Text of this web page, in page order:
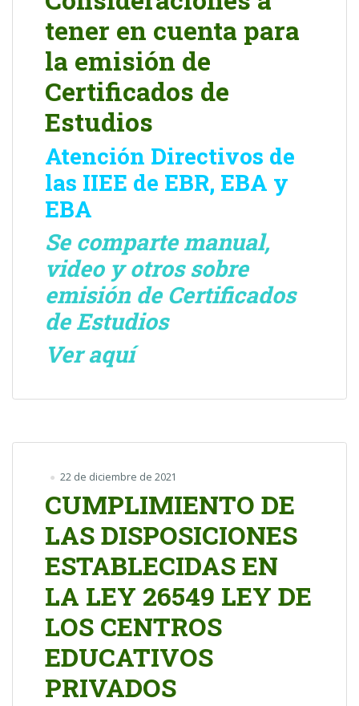
tener en cuenta para
la emisión de
Certificados de
Estudios
Atención Directivos de
las IIEE de EBR, EBA y
EBA
Se comparte manual,
video y otros sobre
emisión de Certificados
de Estudios
Ver aquí
22 de diciembre de 2021
CUMPLIMIENTO DE
LAS DISPOSICIONES
ESTABLECIDAS EN
LA LEY 26549 LEY DE
LOS CENTROS
EDUCATIVOS
PRIVADOS